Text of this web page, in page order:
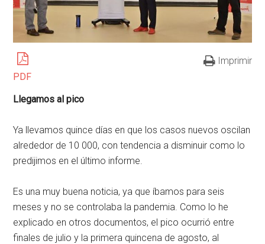
PDF
Imprimir
Llegamos al pico
Ya llevamos quince días en que los casos nuevos oscilan
alrededor de 10 000, con tendencia a disminuir como lo
predijimos en el último informe.
Es una muy buena noticia, ya que íbamos para seis
meses y no se controlaba la pandemia. Como lo he
explicado en otros documentos, el pico ocurrió entre
finales de julio y la primera quincena de agosto, al